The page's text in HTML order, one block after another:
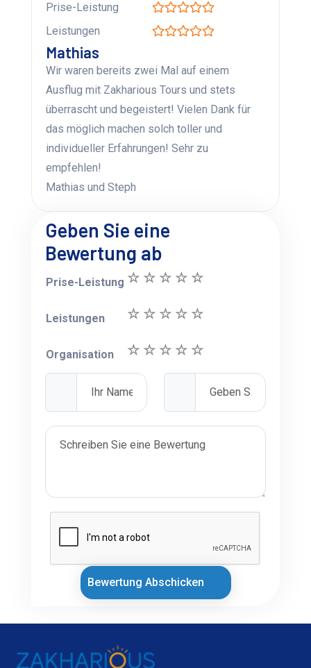
Prise-Leistung
Leistungen
Mathias
Wir waren bereits zwei Mal auf einem
Ausflug mit Zakharious Tours und stets
überrascht und begeistert! Vielen Dank für
das möglich machen solch toller und
individueller Erfahrungen! Sehr zu
empfehlen!
Mathias und Steph
Geben Sie eine
Bewertung ab
Prise-Leistung
Leistungen
Organisation
Bewertung Abschicken